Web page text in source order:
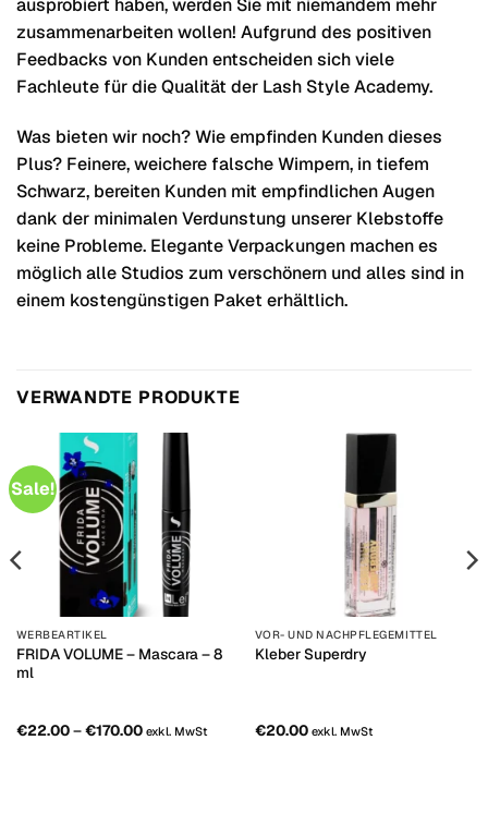
ausprobiert haben, werden Sie mit niemandem mehr
zusammenarbeiten wollen! Aufgrund des positiven
Feedbacks von Kunden entscheiden sich viele
Fachleute für die Qualität der Lash Style Academy.
Was bieten wir noch? Wie empfinden Kunden dieses
Plus? Feinere, weichere falsche Wimpern, in tiefem
Schwarz, bereiten Kunden mit empfindlichen Augen
dank der minimalen Verdunstung unserer Klebstoffe
keine Probleme. Elegante Verpackungen machen es
möglich alle Studios zum verschönern und alles sind in
einem kostengünstigen Paket erhältlich.
VERWANDTE PRODUKTE
Sale!
WERBEARTIKEL
FRIDA VOLUME – Mascara – 8
ml
€22.00–€170.00Price
exkl. MwSt
VOR- UND NACHPFLEGEMITTEL
Kleber Superdry
€20.00 exkl. MwSt